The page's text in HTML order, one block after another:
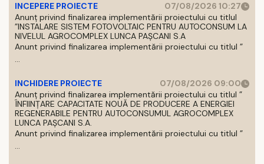
INCEPERE PROIECTE
07/08/2026 10:27
Anunț privind finalizarea implementării proiectului cu titlul
”INSTALARE SISTEM FOTOVOLTAIC PENTRU AUTOCONSUM LA
NIVELUL AGROCOMPLEX LUNCA PAȘCANI S.A
Anunt privind finalizarea implementării proiectului cu titlul ”
...
INCHIDERE PROIECTE
07/08/2026 09:00
Anunț privind finalizarea implementării proiectului cu titlul ”
ÎNFIINȚARE CAPACITATE NOUĂ DE PRODUCERE A ENERGIEI
REGENERABILE PENTRU AUTOCONSUMUL AGROCOMPLEX
LUNCA PAȘCANI S.A.
Anunt privind finalizarea implementării proiectului cu titlul ”
...